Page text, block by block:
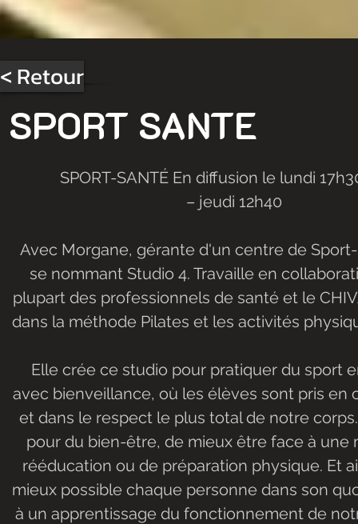
< Retour
SPORT SANTE
– jeudi 12h40
Avec Morgane, gérante d'un centre de
se nommant Studio 4. Travaille en
plupart des professionnels de santé et le
dans la méthode Pilates et les activités
Elle crée ce studio pour pratiquer du sport
avec bienveillance, où les élèves sont pris en
et dans le respect le plus total de notre
pour du bien-être, de mieux être face à une
rééducation ou de préparation physique. Et
mieux possible chaque personne dans son
à un apprentissage du fonctionnement de